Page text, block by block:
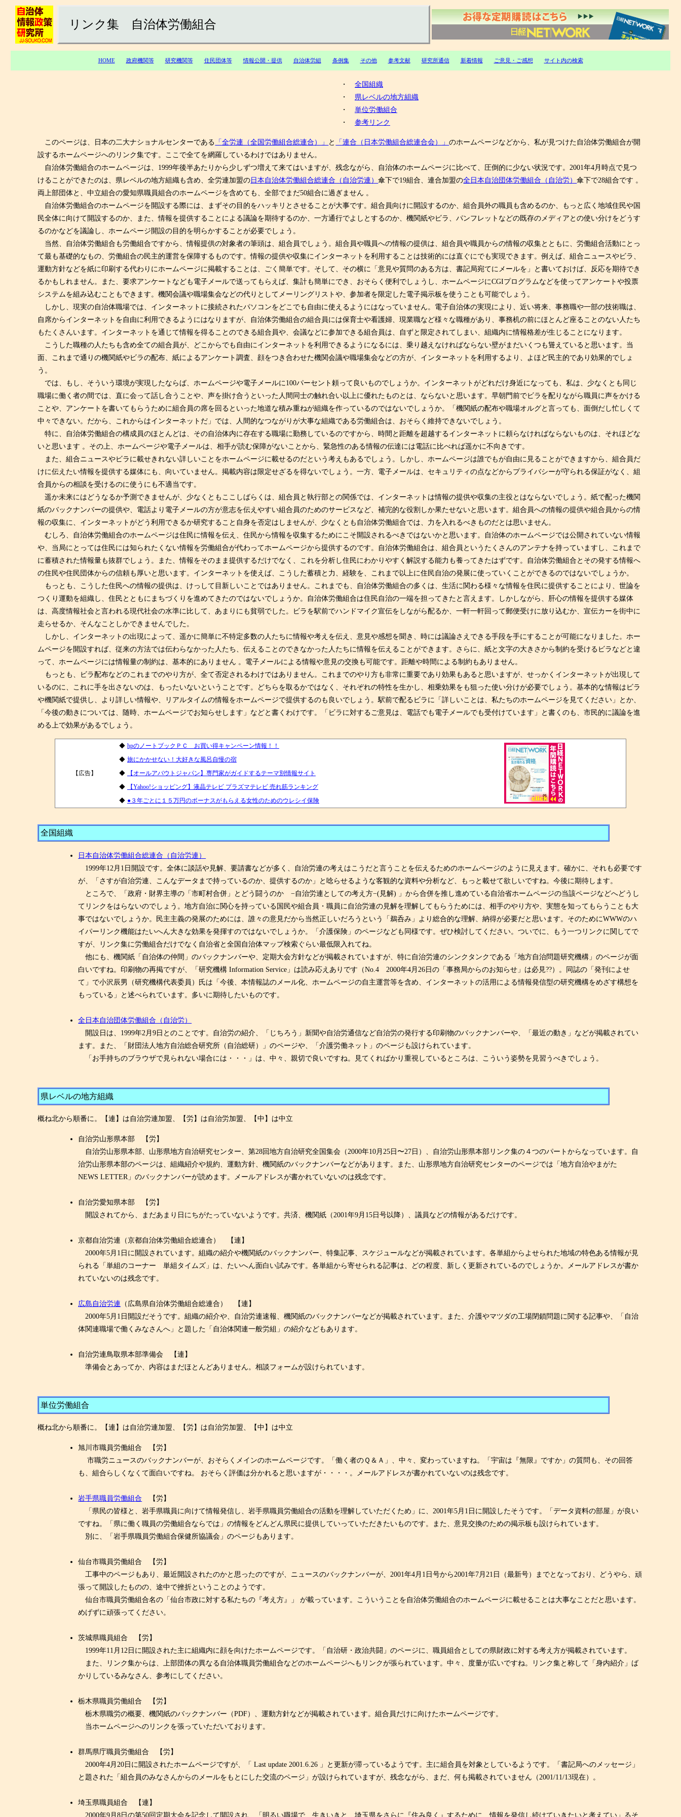
リンク集 自治体労働組合
HOME 政府機関等 研究機関等 住民団体等 情報公開・提供 自治体労組 条例集 その他 参考文献 研究所通信 新着情報 ご意見・ご感想 サイト内の検索
・ 全国組織
・ 県レベルの地方組織
・ 単位労働組合
・ 参考リンク
このページは、日本の二大ナショナルセンターである 「全労連（全国労働組合総連合）」 と 「連合（日本労働組合総連合会）」のホームページなどから、私が見つけた自治体労働組合が開
設するホームページへのリンク集です。ここで全てを網羅しているわけではありません。
自治体労働組合のホームページは、1999年後半あたりから少しずつ増えて来てはいますが、残念ながら、自治体のホームページに比べて、圧倒的に少ない状況です。2001年4月時点で見つ
けることができたのは、県レベルの地方組織も含め、全労連加盟の日本自治体労働組合総連合（自治労連）傘下で19組合、連合加盟の全日本自治団体労働組合（自治労）傘下で28組合です 。
両上部団体と、中立組合の愛知県職員組合のホームページを含めても、全部でまだ50組合に過ぎません 。
自治体労働組合のホームページを開設する際には、まずその目的をハッキリとさせることが大事です。組合員向けに開設するのか、組合員外の職員も含めるのか、もっと広く地域住民や国
民全体に向けて開設するのか、また、情報を提供することによる議論を期待するのか、一方通行でよしとするのか、機関紙やビラ、パンフレットなどの既存のメディアとの使い分けをどうす
るのかなどを議論し、ホームページ開設の目的を明らかすることが必要でしょう。
当然、自治体労働組合も労働組合ですから、情報提供の対象者の筆頭は、組合員でしょう。組合員や職員への情報の提供は、組合員や職員からの情報の収集とともに、労働組合活動にとっ
て最も基礎的なもの、労働組合の民主的運営を保障するものです。情報の提供や収集にインターネットを利用することは技術的には直ぐにでも実現できます。例えば、組合ニュースやビラ、
運動方針などを紙に印刷する代わりにホームページに掲載することは、ごく簡単です。そして、その横に「意見や質問のある方は、書記局宛てにメールを」と書いておけば、反応を期待でき
るかもしれません。また、要求アンケートなども電子メールで送ってもらえば、集計も簡単にでき、おそらく便利でしょうし、ホームページにCGIプログラムなどを使ってアンケートや投票
システムを組み込むこともできます。機関会議や職場集会などの代りとしてメーリングリストや、参加者を限定した電子掲示板を使うことも可能でしょう。
しかし、現実の自治体職場では、インターネットに接続されたパソコンをどこでも自由に使えるようにはなっていません。電子自治体の実現により、近い将来、事務職や一部の技術職は、
自席からインターネットを自由に利用できるようにはなりますが、自治体労働組合の組合員には保育士や看護婦、現業職など様々な職種があり、事務机の前にほとんど座ることのない人たち
もたくさんいます。インターネットを通じて情報を得ることのできる組合員や、会議などに参加できる組合員は、自ずと限定されてしまい、組織内に情報格差が生じることになります。
こうした職種の人たちも含め全ての組合員が、どこからでも自由にインターネットを利用できるようになるには、乗り越えなければならない壁がまだいくつも聳えていると思います。当
面、これまで通りの機関紙やビラの配布、紙によるアンケート調査、顔をつき合わせた機関会議や職場集会などの方が、インターネットを利用するより、よほど民主的であり効果的でしょ
う。
では、もし、そういう環境が実現したならば、ホームページや電子メールに100パーセント頼って良いものでしょうか。インターネットがどれだけ身近になっても、私は、少なくとも同じ
職場に働く者の間では、直に会って話し合うことや、声を掛け合うといった人間同士の触れ合い以上に優れたものとは、ならないと思います。早朝門前でビラを配りながら職員に声をかける
ことや、アンケートを書いてもらうために組合員の席を回るといった地道な積み重ねが組織を作っているのではないでしょうか。「機関紙の配布や職場オルグと言っても、面倒だし忙しくて
中々できない。だから、これからはインターネットだ」では、人間的なつながりが大事な組織である労働組合は、おそらく維持できないでしょう。
特に、自治体労働組合の構成員のほとんどは、その自治体内に存在する職場に勤務しているのですから、時間と距離を超越するインターネットに頼らなければならないものは、それほどな
いと思います 。その上、ホームページや電子メールは、相手が読む保障がないことから、緊急性のある情報の伝達には電話に比べれば遥かに不向きです。
また、組合ニュースやビラに載せきれない詳しいことをホームページに載せるのだという考えもあるでしょう。しかし、ホームページは誰でもが自由に見ることができますから、組合員だ
けに伝えたい情報を提供する媒体にも、向いていません。掲載内容は限定せざるを得ないでしょう。一方、電子メールは、セキュリティの点などからプライバシーが守られる保証がなく、組
合員からの相談を受けるのに使うにも不適当です。
遥か未来にはどうなるか予測できませんが、少なくともここしばらくは、組合員と執行部との関係では、インターネットは情報の提供や収集の主役とはならないでしょう。紙で配った機関
紙のバックナンバーの提供や、電話より電子メールの方が意志を伝えやすい組合員のためのサービスなど、補完的な役割しか果たせないと思います。組合員への情報の提供や組合員からの情
報の収集に、インターネットがどう利用できるか研究すること自身を否定はしませんが、少なくとも自治体労働組合では、力を入れるべきものだとは思いません。
むしろ、自治体労働組合のホームページは住民に情報を伝え、住民から情報を収集するためにこそ開設されるべきではないかと思います。自治体のホームページでは公開されていない情報
や、当局にとっては住民には知られたくない情報を労働組合が代わってホームページから提供するのです。自治体労働組合は、組合員というたくさんのアンテナを持っていますし、これまで
に蓄積された情報量も抜群でしょう。また、情報をそのまま提供するだけでなく、これを分析し住民にわかりやすく解説する能力も養ってきたはずです。自治体労働組合とその発する情報へ
の住民や住民団体からの信頼も厚いと思います。インターネットを使えば、こうした蓄積と力、経験を、これまで以上に住民自治の発展に使っていくことができるのではないでしょうか。
もっとも、こうした住民への情報の提供は、けっして目新しいことではありません。これまでも、自治体労働組合の多くは、生活に関わる様々な情報を住民に提供することにより、世論を
つくり運動を組織し、住民とともにまちづくりを進めてきたのではないでしょうか。自治体労働組合は住民自治の一端を担ってきたと言えます。しかしながら、肝心の情報を提供する媒体
は、高度情報社会と言われる現代社会の水準に比して、あまりにも貧弱でした。ビラを駅前でハンドマイク宣伝をしながら配るか、一軒一軒回って郵便受けに放り込むか、宣伝カーを街中に
走らせるか、そんなことしかできませんでした。
しかし、インターネットの出現によって、遥かに簡単に不特定多数の人たちに情報や考えを伝え、意見や感想を聞き、時には議論さえできる手段を手にすることが可能になりました。ホー
ムページを開設すれば、従来の方法では伝わらなかった人たち、伝えることのできなかった人たちに情報を伝えることができます。さらに、紙と文字の大きさから制約を受けるビラなどと違
って、ホームページには情報量の制約は、基本的にありません 。電子メールによる情報や意見の交換も可能です。距離や時間による制約もありません。
もっとも、ビラ配布などのこれまでのやり方が、全て否定されるわけではありません。これまでのやり方も非常に重要であり効果もあると思いますが、せっかくインターネットが出現して
いるのに、これに手を出さないのは、もったいないということです。どちらを取るかではなく、それぞれの特性を生かし、相乗効果をも狙った使い分けが必要でしょう。基本的な情報はビラ
や機関紙で提供し、より詳しい情報や、リアルタイムの情報をホームページで提供するのも良いでしょう。駅前で配るビラに「詳しいことは、私たちのホームページを見てください」とか、
「今後の動きについては、随時、ホームページでお知らせします」などと書くわけです。「ビラに対するご意見は、電話でも電子メールでも受付けています」と書くのも、市民的に議論を進
める上で効果があるでしょう。
【広告】
◆ hpのノートブックＰＣ お買い得キャンペーン情報！！
◆ 旅にかかせない！大好きな風呂自慢の宿
◆
【オールアバウトジャパン】専門家がガイドするテーマ別情報サイト
◆
【Yahoo!ショッピング】液晶テレビ プラズマテレビ 売れ筋ランキング
◆ ●３年ごとに１５万円のボーナスがもらえる女性のためのウレシイ保険
全国組織
日本自治体労働組合総連合（自治労連）
1999年12月1日開設です。全体に談話や見解、要請書などが多く、自治労連の考えはこうだと言うことを伝えるためのホームページのように見えます。確かに、それも必要です
が、「さすが自治労連、こんなデータまで持っているのか、提供するのか」と唸らせるような客観的な資料や分析など、もっと載せて欲しいですね。今後に期待します。
ところで、「政府・財界主導の「市町村合併」とどう闘うのか −自治労連としての考え方−(見解) 」から合併を推し進めている自治省ホームページの当該ページなどへどうし
てリンクをはらないのでしょう。地方自治に関心を持っている国民や組合員・職員に自治労連の見解を理解してもらうためには、相手のやり方や、実態を知ってもらうことも大
事ではないでしょうか。民主主義の発展のためには、誰々の意見だから当然正しいだろうという「鵜呑み」より総合的な理解、納得が必要だと思います。そのためにWWWのハ
イパーリンク機能はたいへん大きな効果を発揮すのではないでしょうか。「介護保険」のページなども同様です。ぜひ検討してください。ついでに、もう一つリンクに関してで
すが、リンク集に労働組合だけでなく自治省と全国自治体マップ検索ぐらい最低限入れてね。
他にも、機関紙「自治体の仲間」のバックナンバーや、定期大会方針などが掲載されていますが、特に自治労連のシンクタンクである「地方自治問題研究機構」のページが面
白いですね。印刷物の再掲ですが、「研究機構 Information Service」は読み応えありです（No.4 2000年4月26日の「事務局からのお知らせ」は必見??）。同誌の「発刊によせ
て」で小沢辰男（研究機構代表委員）氏は「今後、本情報誌のメール化、ホームページの自主運営等を含め、インターネットの活用による情報発信型の研究機構をめざす構想を
もっている」と述べられています。多いに期待したいものです。
全日本自治団体労働組合（自治労）
開設日は、1999年2月9日とのことです。自治労の紹介、「じちろう」新聞や自治労通信など自治労の発行する印刷物のバックナンバーや、「最近の動き」などが掲載されてい
ます。また、「財団法人地方自治総合研究所（自治総研）」のページや、「介護労働ネット」のページも設けられています。
「お手持ちのブラウザで見られない場合には・・・」は、中々、親切で良いですね。見てくればかり重視しているところは、こういう姿勢を見習うべきでしょう。
県レベルの地方組織
概ね北から順番に。【連】は自治労連加盟、【労】は自治労加盟、【中】は中立
自治労山形県本部 【労】
自治労山形県本部、山形県地方自治研究センター、第28回地方自治研究全国集会（2000年10月25日〜27日）、自治労山形県本部リンク集の４つのパートからなっています。自
治労山形県本部のページは、組織紹介や規約、運動方針、機関紙のバックナンバーなどがあります。また、山形県地方自治研究センターのページでは「地方自治やまがた
NEWS LETTER」のバックナンバーが読めます。メールアドレスが書かれていないのは残念です。
自治労愛知県本部 【労】
開設されてから、まだあまり日にちがたっていないようです。共済、機関紙（2001年9月15日号以降）、議員などの情報があるだけです。
京都自治労連（京都自治体労働組合総連合） 【連】
2000年5月1日に開設されています。組織の紹介や機関紙のバックナンバー、特集記事、スケジュールなどが掲載されています。各単組からよせられた地域の特色ある情報が見
られる「単組のコーナー 単組タイムズ」は、たいへん面白い試みです。各単組から寄せられる記事は、どの程度、新しく更新されているのでしょうか。メールアドレスが書か
れていないのは残念です。
広島自治労連 （広島県自治体労働組合総連合） 【連】
2000年5月1日開設だそうです。組織の紹介や、自治労連速報、機関紙のバックナンバーなどが掲載されています。また、介護やマツダの工場閉鎖問題に関する記事や、「自治
体関連職場で働くみなさんへ」と題した「自治体関連一般労組」の紹介などもあります。
自治労連鳥取県本部準備会 【連】
準備会とあってか、内容はまだほとんどありません。相談フォームが設けられています。
単位労働組合
概ね北から順番に。【連】は自治労連加盟、【労】は自治労加盟、【中】は中立
旭川市職員労働組合 【労】
市職労ニュースのバックナンバーが、おそらくメインのホームページです。「働く者のＱ＆Ａ」、中々、変わっていますね。「宇宙は『無限』ですか」の質問も、その回答
も、組合らしくなくて面白いですね。 おそらく評価は分かれると思いますが・・・・。メールアドレスが書かれていないのは残念です。
岩手県職員労働組合 【労】
「県民の皆様と、岩手県職員に向けて情報発信し、岩手県職員労働組合の活動を理解していただくため」に、2001年5月1日に開設したそうです。「データ資料の部屋」が良い
ですね。「県に働く職員の労働組合ならでは」の情報をどんどん県民に提供していっていただきたいものです。また、意見交換のための掲示板も設けられています。
別に、「岩手県職員労働組合保健所協議会」のページもあります。
仙台市職員労働組合 【労】
工事中のページもあり、最近開設されたのかと思ったのですが、ニュースのバックナンバーが、2001年4月1日号から2001年7月21日（最新号）までとなっており、どうやら、頑
張って開設したものの、途中で挫折ということのようです。
仙台市職員労働組合名の「仙台市政に対する私たちの『考え方』」 が載っています。こういうことを自治体労働組合のホームページに載せることは大事なことだと思います。
めげずに頑張ってください。
茨城県職員組合 【労】
1999年11月12日に開設された主に組織内に顔を向けたホームページです。「自治研・政治共闘」のページに、職員組合としての県財政に対する考え方が掲載されています。
また、リンク集からは、上部団体の異なる自治体職員労働組合などのホームページへもリンクが張られています。中々、度量が広いですね。リンク集と称して「身内紹介」ば
かりしているみなさん、参考にしてください。
栃木県職員労働組合 【労】
栃木県職労の概要、機関紙のバックナンバー（PDF）、運動方針などが掲載されています。組合員だけに向けたホームページです。
当ホームページへのリンクを張っていただいております。
群馬県庁職員労働組合 【労】
2000年4月20日に開設されたホームページですが、「 Last update 2001.6.26 」と更新が滞っているようです。主に組合員を対象としているようです。「書記局へのメッセージ」
と題された「組合員のみなさんからのメールをもとにした交流のページ」が設けられていますが、残念ながら、まだ、何も掲載されていません（2001/11/13現在）。
埼玉県職員組合 【連】
2000年9月8日の第50回定期大会を記念して開設され、「明るい職場で、生きいきと、埼玉県をさらに『住み良く』するために、情報を発信し続けていきたいと考えてい」るそ